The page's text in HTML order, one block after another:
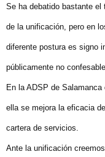
Se ha debatido bastante
de la unificación, pero en
diferente postura es signo
públicamente no
En la ADSP de
ella se mejora la eficacia
cartera de servicios.
Ante la unificación